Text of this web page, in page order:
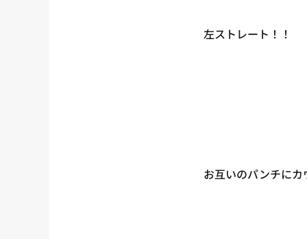
左ストレート！！
お互いのパンチに